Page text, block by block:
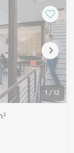
de
la gare SNCF et
possibilités
Conseil
Ecole
d’affaires.
1 / 12
locatif divisibles